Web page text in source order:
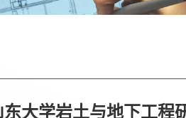
东大学岩土与地下工程